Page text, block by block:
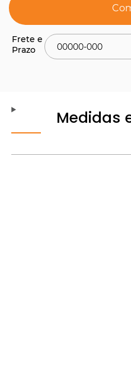
Medidas